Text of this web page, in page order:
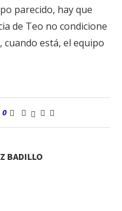
parecido, hay que
de Teo no condicione
está, el equipo
0
BADILLO